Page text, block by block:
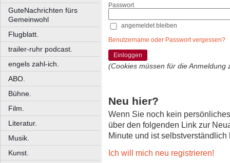
GuteNachrichten fürs
Gemeinwohl
Flugblatt.
trailer-ruhr podcast.
engels zahl-ich.
ABO.
Bühne.
Film.
Literatur.
Musik.
Kunst.
Passwort
angemeldet bleiben
Benutzername oder Passwort vergessen?
Einloggen
(Cookies müssen für die Anmeldung
Neu hier?
Wenn Sie noch kein
über den folgenden Link zur
Minute und ist selbstverständlich
Ich will mich neu registrieren!